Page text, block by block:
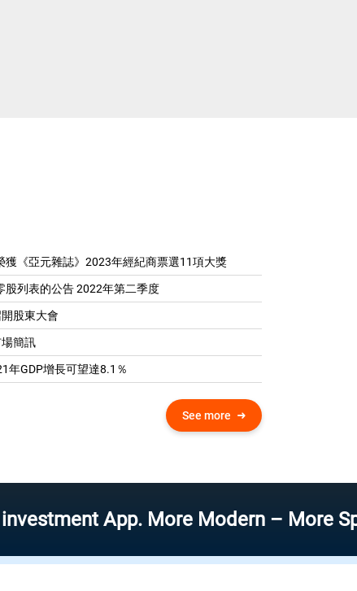
獲《亞元雜誌》2023年經紀商票選11項大獎
股列表的公告 2022年第二季度
股東大會
簡訊
年GDP增​​長可望達8.1％
See more
App. More Modern – More Speed –